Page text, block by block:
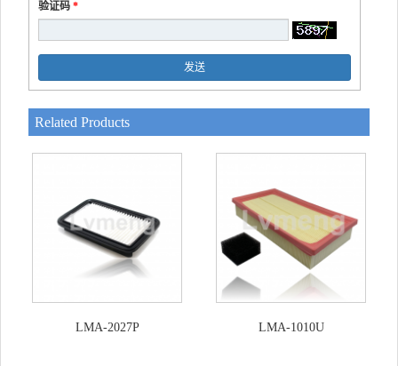
验证码 *
发送
Related Products
LMA-2027P LMA-1010U